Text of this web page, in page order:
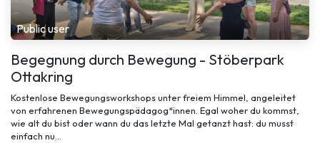
Public user
Begegnung durch Bewegung - Stöberpark
Ottakring
Kostenlose Bewegungsworkshops unter freiem Himmel, angeleitet
von erfahrenen Bewegungspädagog*innen. Egal woher du kommst,
wie alt du bist oder wann du das letzte Mal getanzt hast: du musst
einfach nu...